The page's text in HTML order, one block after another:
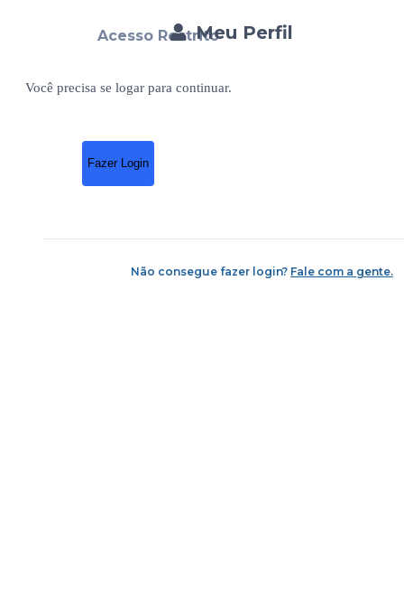
Meu Perfil
Acesso Restrito
Você precisa se logar para continuar.
Fazer Login
Não consegue fazer login? Fale com a gente.